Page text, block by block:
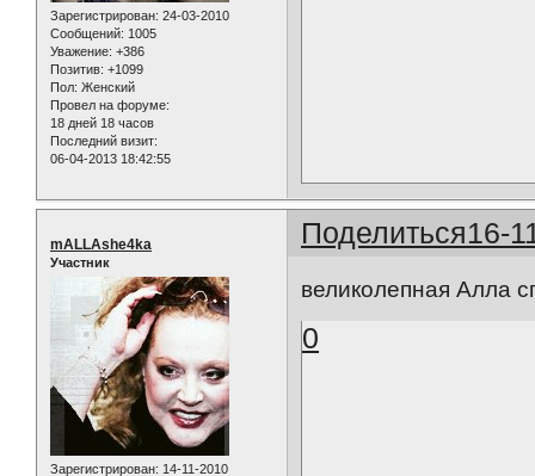
Зарегистрирован: 24-03-2010
Сообщений: 1005
Уважение: +386
Позитив: +1099
Пол: Женский
Провел на форуме:
18 дней 18 часов
Последний визит:
06-04-2013 18:42:55
Поделиться16-
mALLAshe4ka
Участник
Зарегистрирован: 14-11-2010
великолепная Алла
0